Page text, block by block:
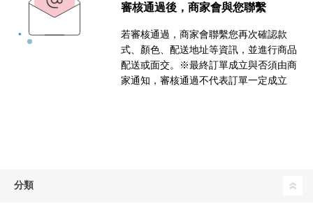
審核通過後，商家會與您聯繫
若審核通過，商家會聯繫您再次確認款
式、顏色、配送地址等資訊，並進行商品
配送或面交。※最終訂單成立與否須由商
家通知，審核通過不代表訂單一定成立
分類